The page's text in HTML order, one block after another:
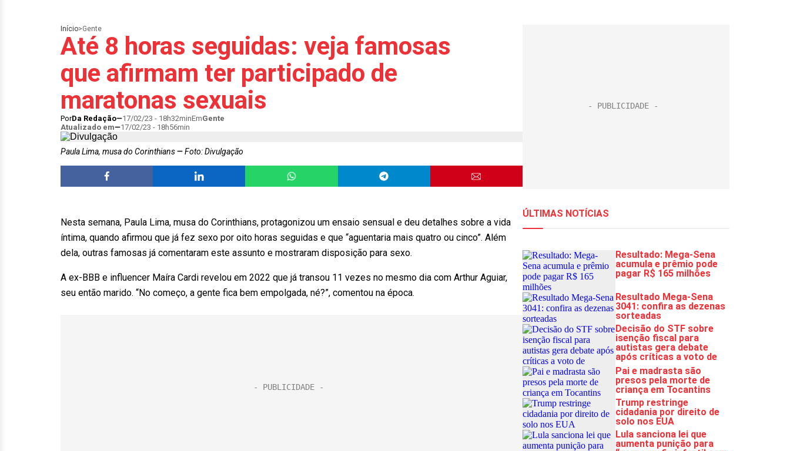
Início>Gente
Até 8 horas seguidas: veja famosas
que afirmam ter participado de
maratonas sexuais
PorDa Redação 17/02/23 - 18h32minEmGente
Atualizado em
17/02/23 - 18h56min
Paula Lima, musa do Corinthians Foto: Divulgação
Nesta semana, Paula Lima, musa do Corinthians, protagonizou um ensaio sensual e deu detalhes sobre a vida
íntima, quando afirmou que já fez sexo por oito horas seguidas e que “aguentaria mais quatro ou cinco”. Além
dela, outras famosas já comentaram este assunto e mostraram disposição para sexo.
A ex-BBB e influencer Maíra Cardi revelou em 2022 que já transou 11 vezes no mesmo dia com Arthur Aguiar,
seu então marido. “No começo, a gente fica bem empolgada, né?”, comentou na época.